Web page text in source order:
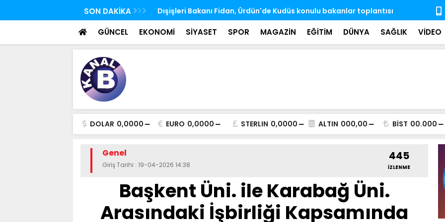
SON DAKİKA
Kudüs konulu bakanlar toplantısı
Ağustos ayı yaşlı ve engelli aylıkları artışlı şekilde hesaplara
yatırılmaya başlandı
GÜNCEL EKONOMİ SİYASET SPOR MAGAZİN EĞİTİM DÜNYA SAĞLIK VİDEO
DOLAR 0,0000 EURO 0,0000 STERLIN 0,0000 ALTIN 000,00 BİST 00.000
Genel
Giriş Tarihi : 19-04-2026 14:38
445
İZLENME
Başkent Üni. ile Karabağ Üni.
Arasındaki İşbirliği Kapsamında